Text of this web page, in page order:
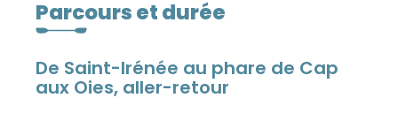
Parcours et durée
De Saint-Irénée au phare de Cap
aux Oies, aller-retour